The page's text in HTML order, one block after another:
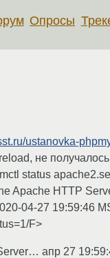
Опросы
ustanovka-
не
status
Apache HTTP
04-27 19:59:46
F>
апр 27